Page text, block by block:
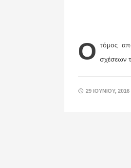
Ο τόμος
σχέσεων
29 ΙΟΥΝΊΟΥ, 2016